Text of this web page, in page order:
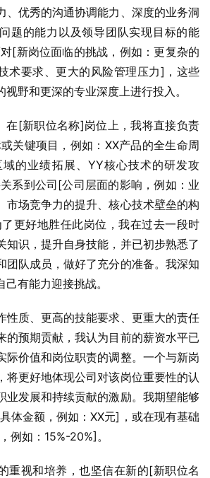
、优秀的沟通协调能力、深度的业务洞
题的能力以及领导团队实现目标的能
[新岗位面临的挑战，例如：更复杂的
术要求、更大的风险管理压力]，这些
野和更深的专业深度上进行投入。
在[新职位名称]岗位上，我将直接负责
关键项目，例如：XX产品的全生命周
的业绩拓展、YY核心技术的研发攻
系到公司[公司层面的影响，例如：业
市场竞争力的提升、核心技术壁垒的构
更好地胜任此岗位，我在过去一段时
知识，提升自身技能，并已初步熟悉了
团队成员，做好了充分的准备。我深知
有能力迎接挑战。
性质、更高的技能要求、更重大的责任
的预期贡献，我认为目前的薪资水平已
际价值和岗位职责的调整。一个与新岗
将更好地体现公司对该岗位重要性的认
业发展和持续贡献的激励。我期望能够
体金额，例如：XX元]，或在现有基础
例如：15%-20%]。
重视和培养，也坚信在新的[新职位名